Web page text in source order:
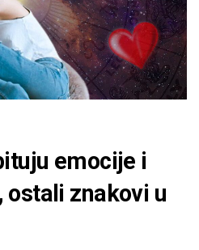
emocije i
ostali znakovi u